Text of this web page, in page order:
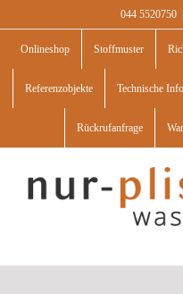
to
content
044 5520750
Onlineshop Stoffmuster
Referenzobjekte Technische
Rückrufanfrage